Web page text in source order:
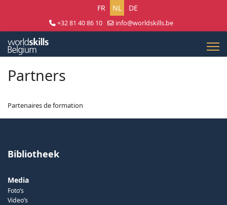
Selecteer uw taal
FR NL DE
+32 81 40 86 10
info@worldskills.be
Partners
Partenaires de formation
Bibliotheek
Media
Foto’s
Video’s